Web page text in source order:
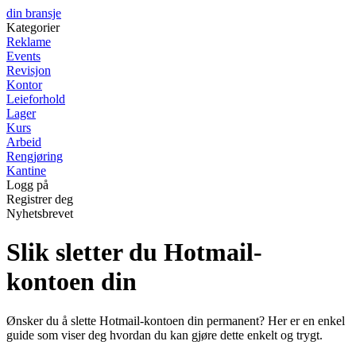
din bransje
Kategorier
Reklame
Events
Revisjon
Kontor
Leieforhold
Lager
Kurs
Arbeid
Rengjøring
Kantine
Logg på
Registrer deg
Nyhetsbrevet
Slik sletter du Hotmail-
kontoen din
Ønsker du å slette Hotmail-kontoen din permanent? Her er en enkel
guide som viser deg hvordan du kan gjøre dette enkelt og trygt.